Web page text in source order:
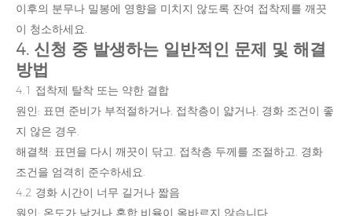
이후의 분무나 밀봉에 영향을 미치지 않도록 잔여 접착제를 깨끗
이 청소하세요.
4. 신청 중 발생하는 일반적인 문제 및 해결
방법
4.1 접착제 탈착 또는 약한 결합
원인: 표면 준비가 부적절하거나, 접착층이 얇거나, 경화 조건이 좋
지 않은 경우.
해결책: 표면을 다시 깨끗이 닦고, 접착층 두께를 조절하고, 경화
조건을 엄격히 준수하세요.
4.2 경화 시간이 너무 길거나 짧음
원인: 온도가 낮거나 혼합 비율이 올바르지 않습니다.